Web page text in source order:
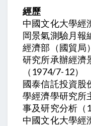
經歷
中國文化大學經
岡景氣測驗月報
經濟部（國貿局
研究所承辦經濟
（1974/7-12）
國泰信託投資股
學經濟學研究所
事及研究分析（
中國文化大學經